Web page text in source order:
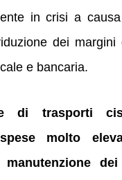
in crisi a causa
dei margini
e bancaria.
di trasporti
molto
manutenzione